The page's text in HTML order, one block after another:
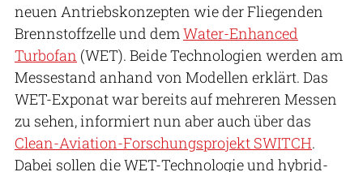
neuen Antriebskonzepten wie der Fliegenden
Brennstoffzelle und dem Water-Enhanced
Turbofan (WET). Beide Technologien werden am
Messestand anhand von Modellen erklärt. Das
WET-Exponat war bereits auf mehreren Messen
zu sehen, informiert nun aber auch über das
Clean-Aviation-Forschungsprojekt SWITCH.
Dabei sollen die WET-Technologie und hybrid-